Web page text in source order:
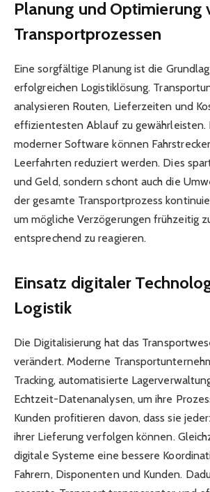
Planung und Optimierung
Transportprozessen
Eine sorgfältige Planung ist die
erfolgreichen Logistiklösung.
analysieren Routen, Lieferzeiten und
effizientesten Ablauf zu gewährleisten.
moderner Software können
Leerfahrten reduziert werden. Dies
und Geld, sondern schont auch die
der gesamte Transportprozess
um mögliche Verzögerungen frühzeitig
entsprechend zu reagieren.
Einsatz digitaler
Logistik
Die Digitalisierung hat das
verändert. Moderne
Tracking, automatisierte
Echtzeit-Datenanalysen, um ihre
Kunden profitieren davon, dass sie
ihrer Lieferung verfolgen können.
digitale Systeme eine bessere
Fahrern, Disponenten und Kunden.